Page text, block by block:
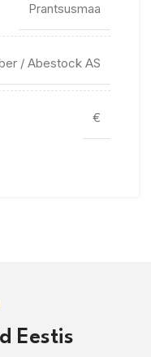
Prantsusmaa
/ Abestock AS
€
Eestis